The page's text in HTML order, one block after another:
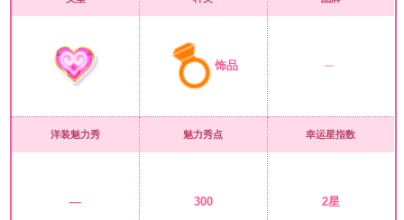
饰品
洋装魅力秀
—
魅力秀点
300
幸运星指数
2星